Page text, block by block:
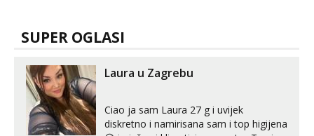
SUPER OGLASI
Laura u Zagrebu
Ciao ja sam Laura 27 g i uvijek
diskretno i namirisana sam i top higijena